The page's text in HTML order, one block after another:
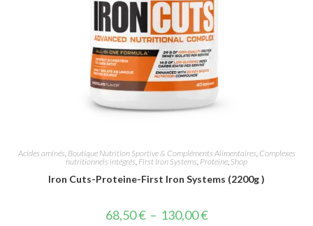
Acides aminés Boutique Nutrition Sportive & Compléments Alimentaires Complexes
nutritionnels intégrés, First Iron Systems Proteine Shop
Iron Cuts-Proteine-First Iron Systems (2200g )
68,50€ – 130,00€